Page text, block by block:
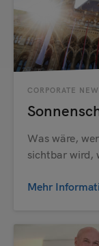
CORPORATE
Was wäre,
sichtbar wird,
Mehr